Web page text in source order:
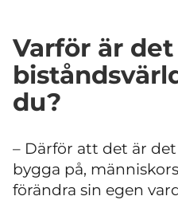
Varför är
du?
– Därför att det är
bygga på,
förändra sin egen